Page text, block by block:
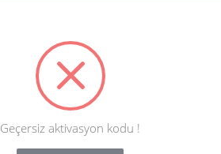
Geçersiz aktivasyon kodu !
!
Not valid!